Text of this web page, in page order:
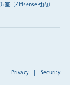
室（Zifisense社内）
Privacy Security